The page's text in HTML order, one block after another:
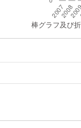
棒グラフ及び